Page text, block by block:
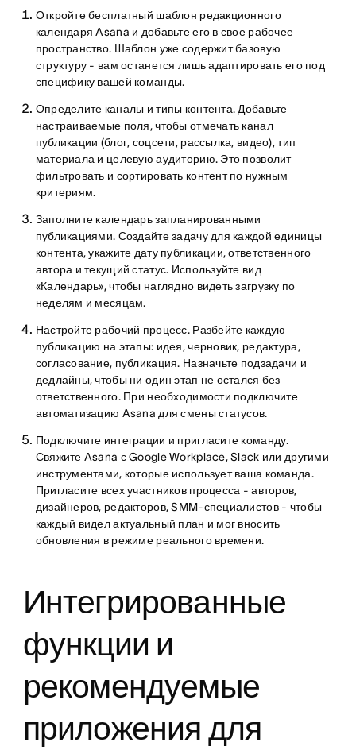
Откройте бесплатный шаблон редакционного
календаря Asana и добавьте его в свое рабочее
пространство. Шаблон уже содержит базовую
структуру - вам останется лишь адаптировать его под
специфику вашей команды.
Определите каналы и типы контента. Добавьте
настраиваемые поля, чтобы отмечать канал
публикации (блог, соцсети, рассылка, видео), тип
материала и целевую аудиторию. Это позволит
фильтровать и сортировать контент по нужным
критериям.
Заполните календарь запланированными
публикациями. Создайте задачу для каждой единицы
контента, укажите дату публикации, ответственного
автора и текущий статус. Используйте вид
«Календарь», чтобы наглядно видеть загрузку по
неделям и месяцам.
Настройте рабочий процесс. Разбейте каждую
публикацию на этапы: идея, черновик, редактура,
согласование, публикация. Назначьте подзадачи и
дедлайны, чтобы ни один этап не остался без
ответственного. При необходимости подключите
автоматизацию Asana для смены статусов.
Подключите интеграции и пригласите команду.
Свяжите Asana с Google Workplace, Slack или другими
инструментами, которые использует ваша команда.
Пригласите всех участников процесса - авторов,
дизайнеров, редакторов, SMM-специалистов - чтобы
каждый видел актуальный план и мог вносить
обновления в режиме реального времени.
Интегрированные
функции и
рекомендуемые
приложения для